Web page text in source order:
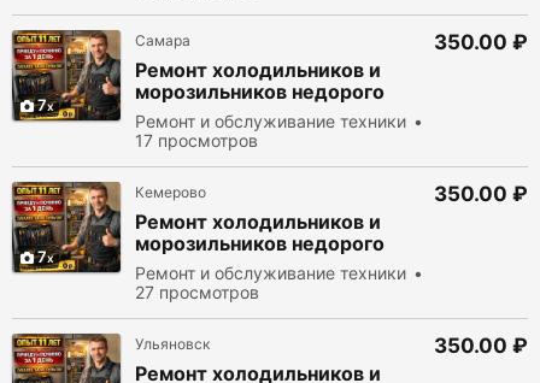
7
Самара
Ремонт холодильников и
морозильников недорого
Ремонт и обслуживание техники
17 просмотров
350.00 ₽
7
Кемерово
Ремонт холодильников и
морозильников недорого
Ремонт и обслуживание техники
27 просмотров
350.00 ₽
Ульяновск
Ремонт холодильников и
350.00 ₽